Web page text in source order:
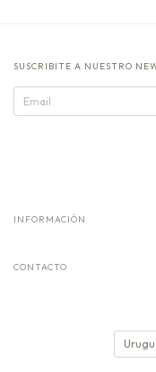
SUSCRIBITE A NUESTRO
INFORMACIÓN
CONTACTO